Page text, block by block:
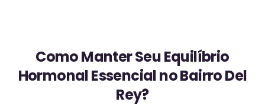
Como Manter Seu Equilíbrio
Hormonal Essencial no Bairro Del
Rey?